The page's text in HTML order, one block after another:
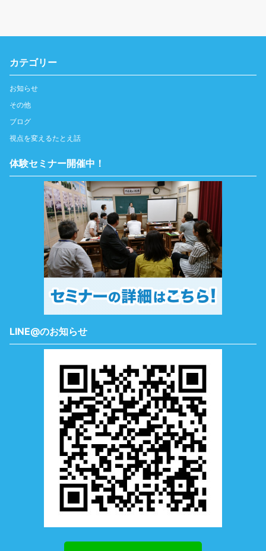
カテゴリー
お知らせ
その他
ブログ
視点を変えるたとえ話
体験セミナー開催中！
LINE@のお知らせ